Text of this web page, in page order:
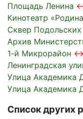
Площадь Ленина
Кинотеатр
Сквер Подольских
Архив
1-й Микрорайон
Ленинградская
Улица Академика
Улица Академика
Список других